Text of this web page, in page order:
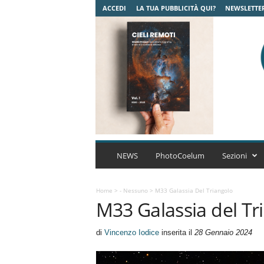
ACCEDI LA TUA PUBBLICITÀ QUI?
C
u
A
r
NEWS PhotoCoelum Sezioni
Home > - Nessuno> M33 Galassia Del Triangolo
M33 Galassia del
di Vincenzo Iodiceinserita il 28 Gennaio 2024